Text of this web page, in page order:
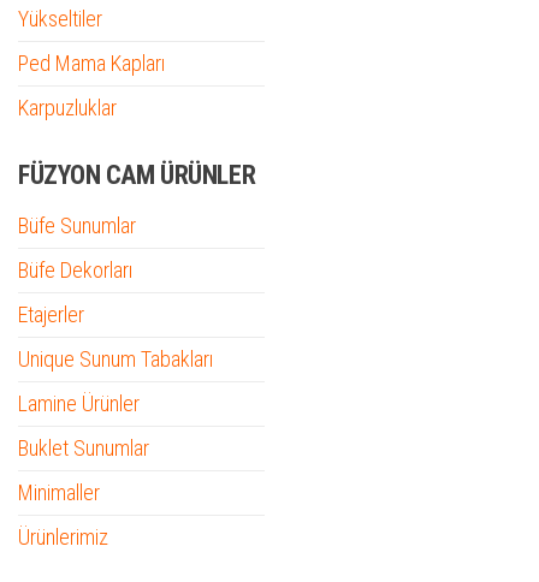
Yükseltiler
Ped Mama Kapları
Karpuzluklar
FÜZYON CAM ÜRÜNLER
Büfe Sunumlar
Büfe Dekorları
Etajerler
Unique Sunum Tabakları
Lamine Ürünler
Buklet Sunumlar
Minimaller
Ürünlerimiz